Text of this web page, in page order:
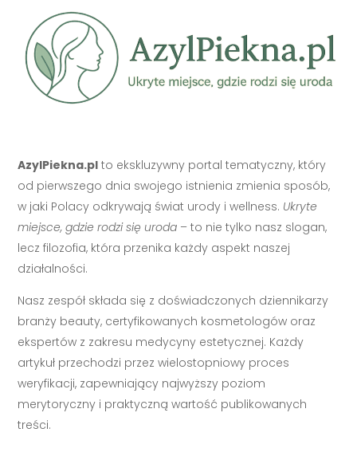
AzylPiekna.pl to ekskluzywny portal tematyczny, który
od pierwszego dnia swojego istnienia zmienia sposób,
w jaki Polacy odkrywają świat urody i wellness. Ukryte
miejsce, gdzie rodzi się uroda – to nie tylko nasz slogan,
lecz filozofia, która przenika każdy aspekt naszej
działalności.
Nasz zespół składa się z doświadczonych dziennikarzy
branży beauty, certyfikowanych kosmetologów oraz
ekspertów z zakresu medycyny estetycznej. Każdy
artykuł przechodzi przez wielostopniowy proces
weryfikacji, zapewniający najwyższy poziom
merytoryczny i praktyczną wartość publikowanych
treści.